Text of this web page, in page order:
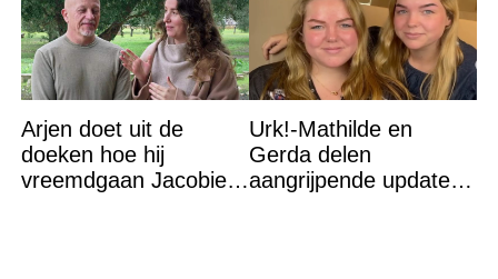
Arjen doet uit de
doeken hoe hij
vreemdgaan Jacobien
Urk!-Mathilde en
Gerda delen
aangrijpende update